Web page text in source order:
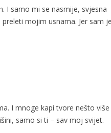
I samo mi se nasmije, svjesna
mojim usnama. Jer sam
I mnoge kapi tvore nešto više
samo si ti – sav moj svijet.